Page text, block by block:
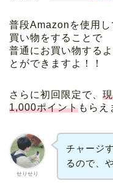
普段Amazonを使用
買い物をすることで
普通にお買い物する
とができますよ！！
さらに初回限定で、
1,000ポイントもらえ
せりせり
チャージ
るので、